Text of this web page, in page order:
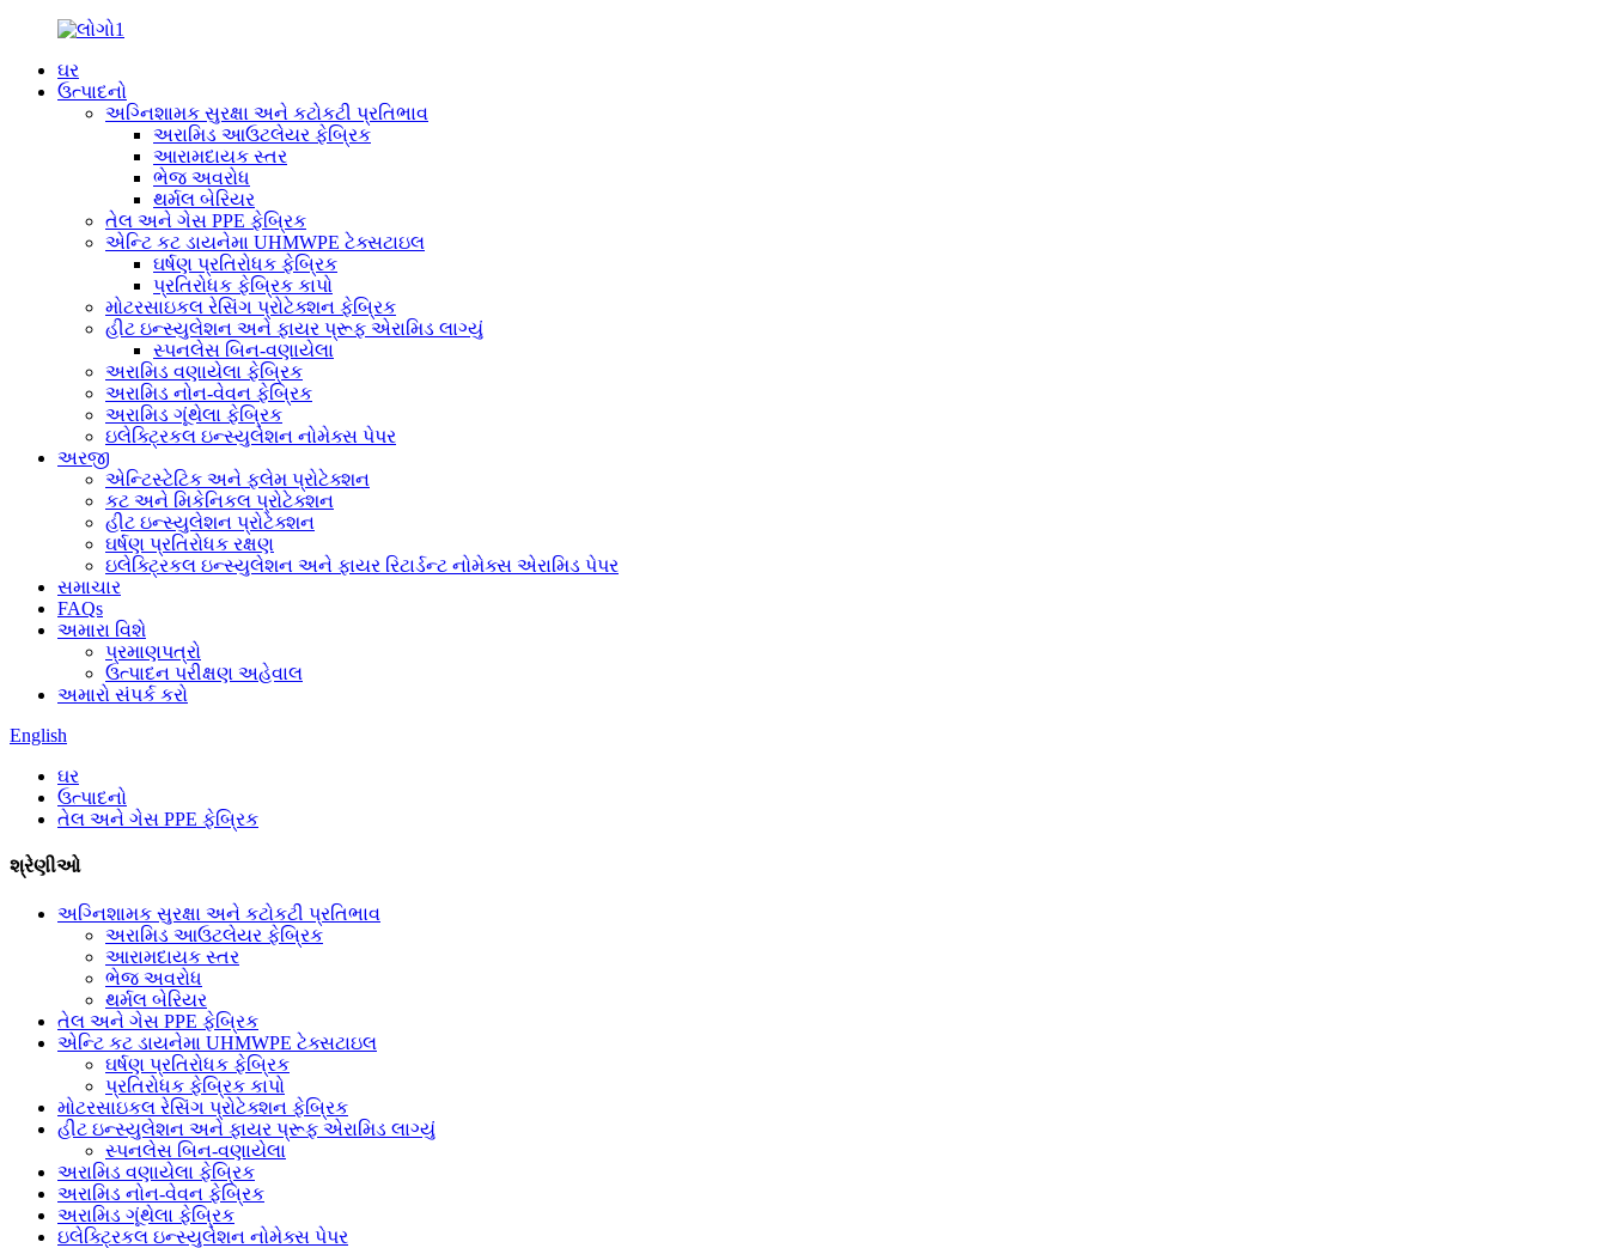
ઘર
ઉત્પાદનો
અગ્નિશામક સુરક્ષા અને કટોકટી પ્રતિભાવ
અરામિડ આઉટલેયર ફેબ્રિક
આરામદાયક સ્તર
ભેજ અવરોધ
થર્મલ બેરિયર
તેલ અને ગેસ PPE ફેબ્રિક
એન્ટિ કટ ડાયનેમા UHMWPE ટેક્સટાઇલ
ઘર્ષણ પ્રતિરોધક ફેબ્રિક
પ્રતિરોધક ફેબ્રિક કાપો
મોટરસાઇકલ રેસિંગ પ્રોટેક્શન ફેબ્રિક
હીટ ઇન્સ્યુલેશન અને ફાયર પ્રૂફ એરામિડ લાગ્યું
સ્પનલેસ બિન-વણાયેલા
અરામિડ વણાયેલા ફેબ્રિક
અરામિડ નોન-વેવન ફેબ્રિક
અરામિડ ગૂંથેલા ફેબ્રિક
ઇલેક્ટ્રિકલ ઇન્સ્યુલેશન નોમેક્સ પેપર
અરજી
એન્ટિસ્ટેટિક અને ફ્લેમ પ્રોટેક્શન
કટ અને મિકેનિકલ પ્રોટેક્શન
હીટ ઇન્સ્યુલેશન પ્રોટેક્શન
ઘર્ષણ પ્રતિરોધક રક્ષણ
ઇલેક્ટ્રિકલ ઇન્સ્યુલેશન અને ફાયર રિટાર્ડન્ટ નોમેક્સ એરામિડ પેપર
સમાચાર
FAQs
અમારા વિશે
પ્રમાણપત્રો
ઉત્પાદન પરીક્ષણ અહેવાલ
અમારો સંપર્ક કરો
English
ઘર
ઉત્પાદનો
તેલ અને ગેસ PPE ફેબ્રિક
શ્રેણીઓ
અગ્નિશામક સુરક્ષા અને કટોકટી પ્રતિભાવ
અરામિડ આઉટલેયર ફેબ્રિક
આરામદાયક સ્તર
ભેજ અવરોધ
થર્મલ બેરિયર
તેલ અને ગેસ PPE ફેબ્રિક
એન્ટિ કટ ડાયનેમા UHMWPE ટેક્સટાઇલ
ઘર્ષણ પ્રતિરોધક ફેબ્રિક
પ્રતિરોધક ફેબ્રિક કાપો
મોટરસાઇકલ રેસિંગ પ્રોટેક્શન ફેબ્રિક
હીટ ઇન્સ્યુલેશન અને ફાયર પ્રૂફ એરામિડ લાગ્યું
સ્પનલેસ બિન-વણાયેલા
અરામિડ વણાયેલા ફેબ્રિક
અરામિડ નોન-વેવન ફેબ્રિક
અરામિડ ગૂંથેલા ફેબ્રિક
ઇલેક્ટ્રિકલ ઇન્સ્યુલેશન નોમેક્સ પેપર